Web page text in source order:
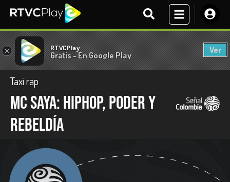
× RTVCPlay
Gratis - En Google Play
Ver
Taxi rap
MC SAYA: hiphop, poder y
rebeldía